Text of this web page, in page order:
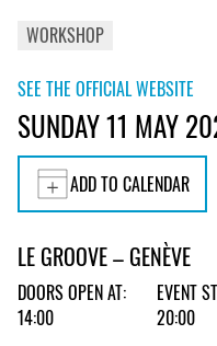
WORKSHOP
SEE THE OFFICIAL WEBSITE
SUNDAY 11 MAY
ADD TO CALENDAR
LE GROOVE – GENÈVE
DOORS OPEN AT:
14:00
EVENT
20:00